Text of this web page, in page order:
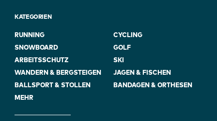
KATEGORIEN
RUNNING
CYCLING
SNOWBOARD
GOLF
ARBEITSSCHUTZ
SKI
WANDERN & BERGSTEIGEN
JAGEN & FISCHEN
BALLSPORT & STOLLEN
BANDAGEN & ORTHESEN
MEHR